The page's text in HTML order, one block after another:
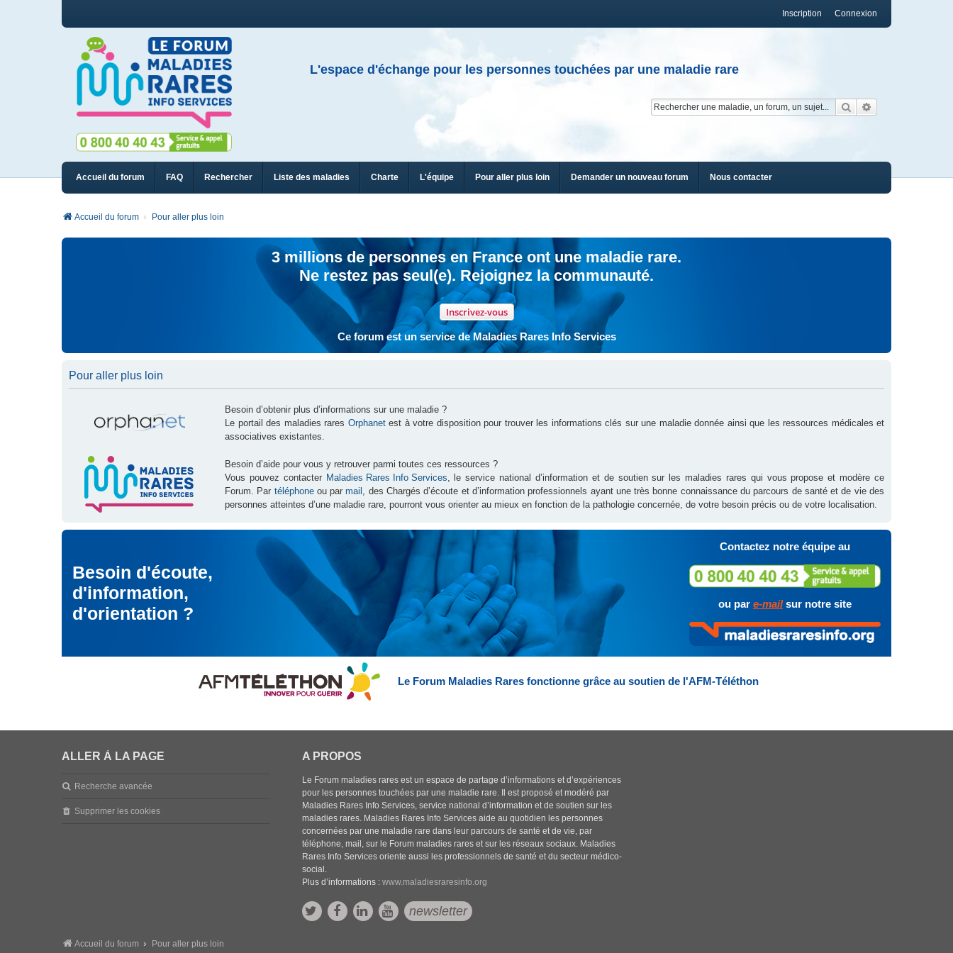
Connexion
Inscription
L'espace d'échange pour les personnes touchées par une maladie rare
Rechercher
Accueil du forum FAQ Rechercher Liste des maladies Charte L'équipe Pour aller plus loin Demander un nouveau forum Nous contacter
Accueil du forum Pour aller plus loin
3 millions de personnes en France ont une maladie rare.
Ne restez pas seul(e). Rejoignez la communauté.
Inscrivez-vous
Ce forum est un service de Maladies Rares Info Services
Pour aller plus loin
Besoin d’obtenir plus d’informations sur une maladie ?
Le portail des maladies rares Orphanetest à votre disposition pour trouver les informations clés sur une maladie donnée ainsi que les ressources médicales et
associatives existantes.
Besoin d’aide pour vous y retrouver parmi toutes ces ressources ?
Vous pouvez contacter Maladies Rares Info Services, le service national d’information et de soutien sur les maladies rares qui vous propose et modère ce
Forum. Par téléphoneou parmail , des Chargés d’écoute et d’information professionnels ayant une très bonne connaissance du parcours de santé et de vie des
personnes atteintes d’une maladie rare, pourront vous orienter au mieux en fonction de la pathologie concernée, de votre besoin précis ou de votre localisation.
Besoin d'écoute,
d'information,
d'orientation ?
Contactez notre équipe au
ou par e-mailsur notre site
Le Forum Maladies Rares fonctionne grâce au soutien de l'AFM-Téléthon
ALLER À LA PAGE
Recherche avancée
Supprimer les cookies
A PROPOS
Le Forum maladies rares est un espace de partage d’informations et d’expériences
pour les personnes touchées par une maladie rare. Il est proposé et modéré par
Maladies Rares Info Services, service national d’information et de soutien sur les
maladies rares. Maladies Rares Info Services aide au quotidien les personnes
concernées par une maladie rare dans leur parcours de santé et de vie, par
téléphone, mail, sur le Forum maladies rares et sur les réseaux sociaux. Maladies
Rares Info Services oriente aussi les professionnels de santé et du secteur médico-
social.
Plus d’informations :www.maladiesraresinfo.org
newsletter
Accueil du forum Pour aller plus loin